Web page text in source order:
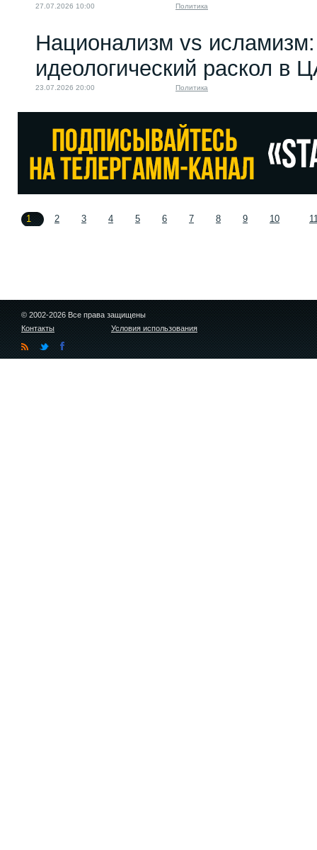
27.07.2026 10:00 Политика
Национализм vs
идеологический раскол в
23.07.2026 20:00 Политика
1 2 3 4 5 6 7 8 9 10
© 2002-2026 Все права защищены
Контакты
Условия использования